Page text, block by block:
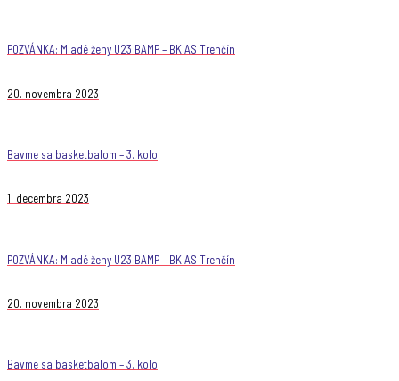
POZVÁNKA: Mladé ženy U23 BAMP – BK AS Trenčín
20. novembra 2023
Bavme sa basketbalom – 3. kolo
1. decembra 2023
POZVÁNKA: Mladé ženy U23 BAMP – BK AS Trenčín
20. novembra 2023
Bavme sa basketbalom – 3. kolo